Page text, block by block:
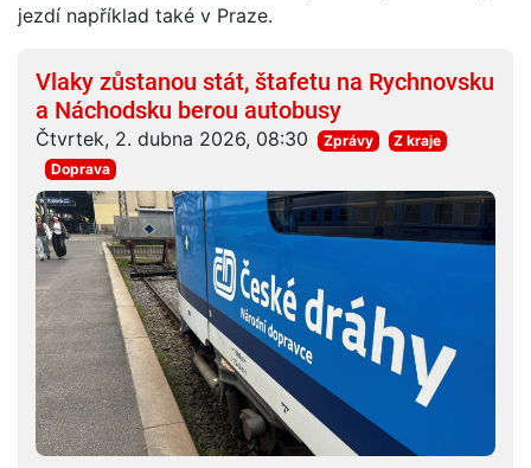
jezdí například také v Praze.
Vlaky zůstanou stát, štafetu na Rychnovsku
a Náchodsku berou autobusy
Čtvrtek, 2. dubna 2026, 08:30 Zprávy
Z kraje
Doprava